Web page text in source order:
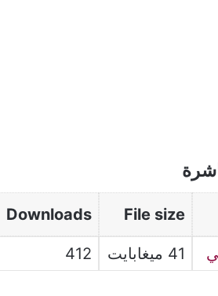
File size
Downloads
41 ميغابايت 412